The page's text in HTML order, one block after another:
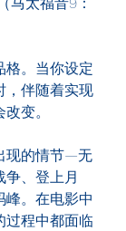
马太福音9：
格。当你设定
，伴随着实现
变。
现的情节—无
、登上月
峰。在电影中
过程中都面临